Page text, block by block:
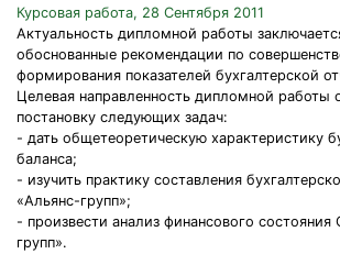
Курсовая работа, 28 Сентября 2011
Актуальность дипломной работы
обоснованные рекомендации по
формирования показателей бухгалтерской
Целевая направленность дипломной работы
постановку следующих задач:
- дать общетеоретическую характеристику
баланса;
- изучить практику составления
«Альянс-групп»;
- произвести анализ финансового
групп».